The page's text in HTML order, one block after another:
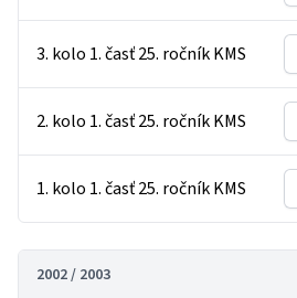
3. kolo 1. časť 25. ročník KMS
2. kolo 1. časť 25. ročník KMS
1. kolo 1. časť 25. ročník KMS
2002 / 2003